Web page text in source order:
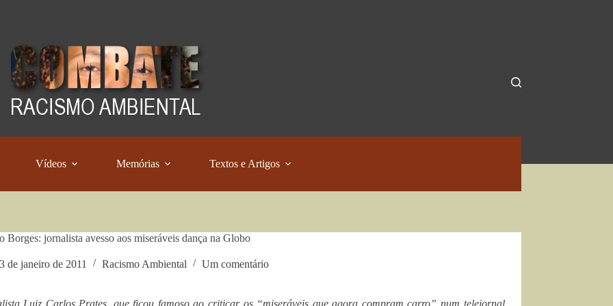
Vídeos Memórias Textos e Artigos
Borges: jornalista avesso aos miseráveis dança na Globo
de janeiro de 2011 Racismo Ambiental Um comentário
Luiz Carlos Prates, que ficou famoso ao criticar os “miseráveis que agora compram carro” num telejornal